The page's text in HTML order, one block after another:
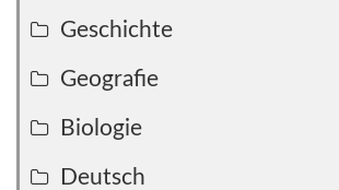
Geschichte
Geografie
Biologie
Deutsch